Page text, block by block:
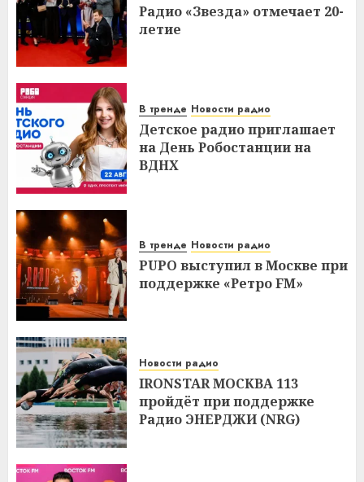
Радио «Звезда» отмечает 20-
летие
В тренде Новости радио
Детское радио приглашает
на День Робостанции на
ВДНХ
В тренде Новости радио
PUPO выступил в Москве при
поддержке «Ретро FM»
Новости радио
IRONSTAR МОСКВА 113
пройдёт при поддержке
Радио ЭНЕРДЖИ (NRG)